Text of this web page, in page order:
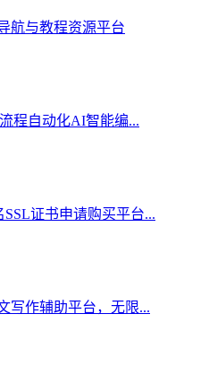
航与教程资源平台
程自动化AI智能编...
证书申请购买平台...
写作辅助平台，无限...